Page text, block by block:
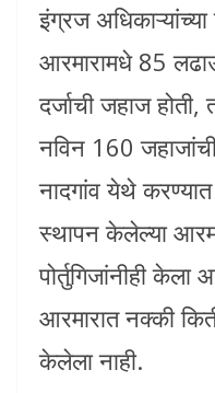
इंग्रज
आरमारामधे 85
दर्जाची जहाज
नविन 160 जहाजांची
नादगांव येथे
स्थापन केलेल्या
पोर्तुगिजांनीही केला
आरमारात नक्की
केलेला नाही.